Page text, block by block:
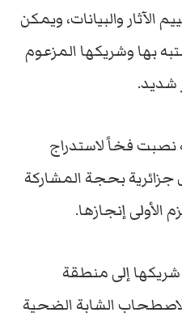
الآثار والبيانات، ويمكن
بها وشريكها المزعوم
شديد.
نصبت فخاً لاستدراج
بحجة المشاركة
الأولى إنجازها.
إلى منطقة
الشابة الضحية